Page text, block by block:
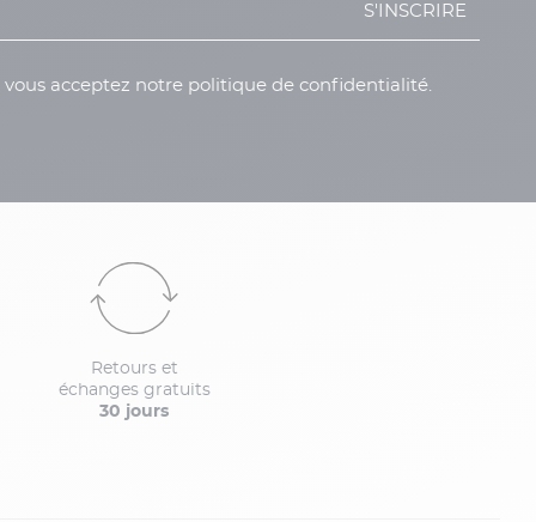
S'INSCRIRE
vous acceptez notre politique de confidentialité.
Retours et
échanges gratuits
30 jours